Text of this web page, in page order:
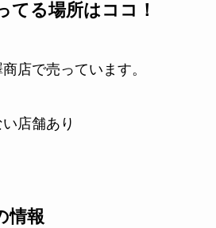
てる場所はココ！
店で売っています。
店舗あり
情報